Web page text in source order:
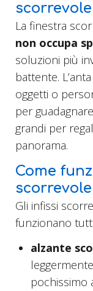
scorrevole
La finestra
non occupa
soluzioni più
battente.
oggetti o
per
grandi per
panorama.
Come
scorrevole
Gli infissi
funzionano
alzante
pochissimo